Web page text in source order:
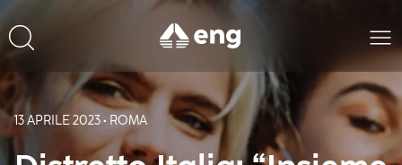
13 APRILE 2023 • ROMA